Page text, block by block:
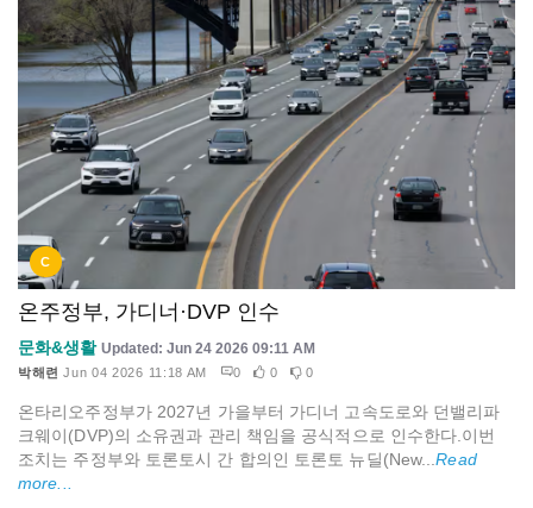
C
온주정부, 가디너·DVP 인수
문화&생활 Updated: Jun 24 2026 09:11 AM
박해련 Jun 04 2026 11:18 AM 0 0 0
온타리오주정부가 2027년 가을부터 가디너 고속도로와 던밸리파
크웨이(DVP)의 소유권과 관리 책임을 공식적으로 인수한다.이번
조치는 주정부와 토론토시 간 합의인 토론토 뉴딜(New...Read
more...